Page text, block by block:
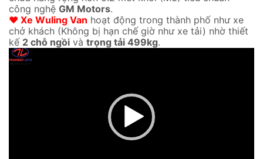
công nghệ GM Motors.
♥ Xe Wuling Van hoạt động trong thành phố như xe
chở khách (Không bị hạn chế giờ như xe tải) nhờ thiết
kế 2 chỗ ngồi và trọng tải 499kg.
Trình
chơi